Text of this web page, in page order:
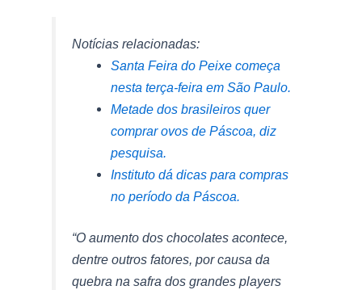
Notícias relacionadas:
Santa Feira do Peixe começa
nesta terça-feira em São Paulo.
Metade dos brasileiros quer
comprar ovos de Páscoa, diz
pesquisa.
Instituto dá dicas para compras
no período da Páscoa.
“O aumento dos chocolates acontece,
dentre outros fatores, por causa da
quebra na safra dos grandesplayers